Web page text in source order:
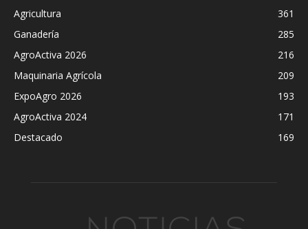
Agricultura
361
Ganadería
285
AgroActiva 2026
216
Maquinaria Agrícola
209
ExpoAgro 2026
193
AgroActiva 2024
171
Destacado
169